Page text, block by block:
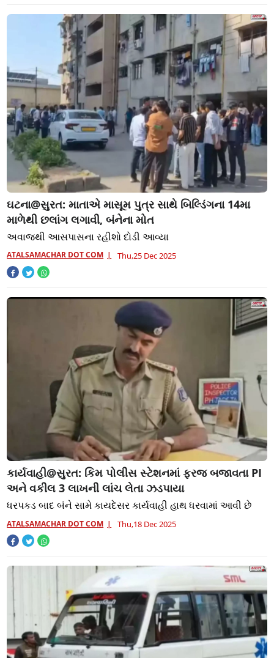
ઘટના@સુરત: માતાએ માસૂમ પુત્ર સાથે બિલ્ડિંગના 14મા
માળેથી છલાંગ લગાવી, બંનેના મોત
અવાજથી આસપાસના રહીશો દોડી આવ્યા
ATALSAMACHAR DOT COM Thu,25 Dec 2025
કાર્યવાહી@સુરત: કિમ પોલીસ સ્ટેશનમાં ફરજ બજાવતા PI
અને વકીલ 3 લાખની લાંચ લેતા ઝડપાયા
ધરપકડ બાદ બંને સામે કાયદેસર કાર્યવાહી હાથ ધરવામાં આવી છે
ATALSAMACHAR DOT COM Thu,18 Dec 2025